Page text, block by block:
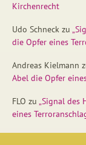
Kirchenrecht
Udo Schneck zu
die Opfer eines
Andreas Kielmann
Abel die Opfer
FLO zu „Signal des
eines